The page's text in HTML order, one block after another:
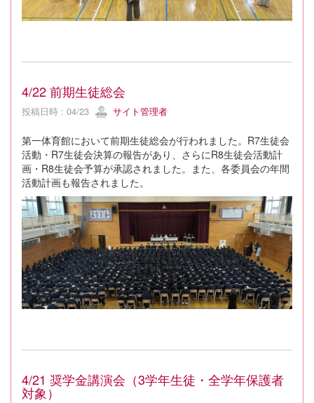
4/22 前期生徒総会
投稿日時 : 04/23 サイト管理者
第一体育館において前期生徒総会が行われました。R7生徒会
活動・R7生徒会決算の報告があり、さらにR8生徒会活動計
画・R8生徒会予算が承認されました。また、各委員会の年間
活動計画も報告されました。
4/21 奨学金講演会（3学年生徒・全学年保護者
対象）